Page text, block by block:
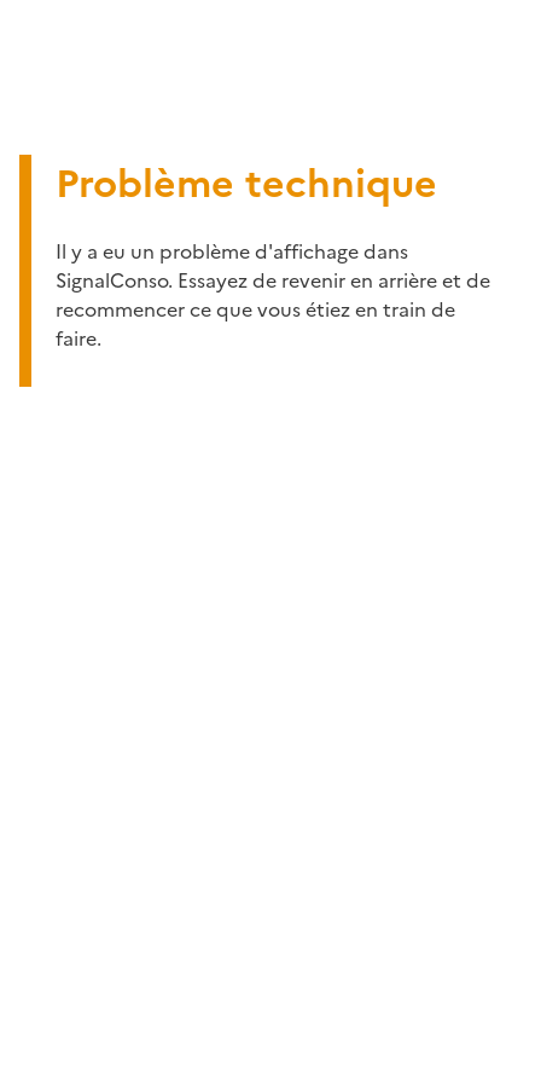
Problème technique
Il y a eu un problème d'affichage dans
SignalConso. Essayez de revenir en arrière et de
recommencer ce que vous étiez en train de
faire.